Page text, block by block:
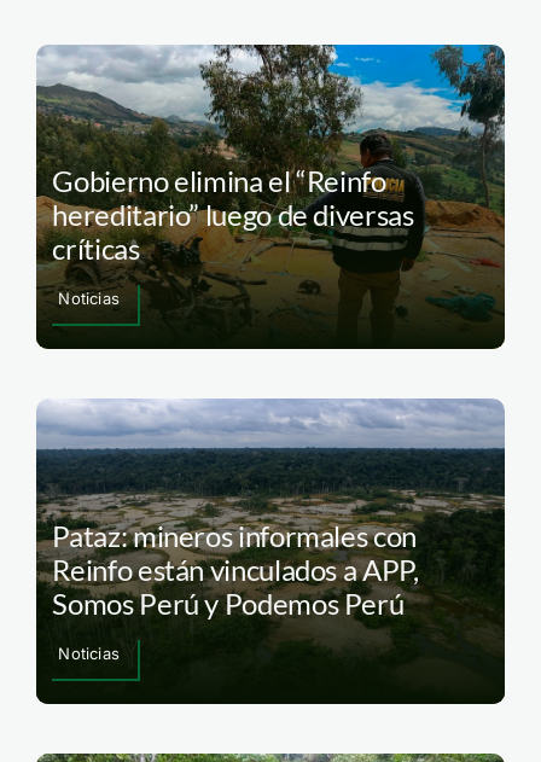
Gobierno elimina el “Reinfo
hereditario” luego de diversas
críticas
Noticias
Pataz: mineros informales con
Reinfo están vinculados a APP,
Somos Perú y Podemos Perú
Noticias